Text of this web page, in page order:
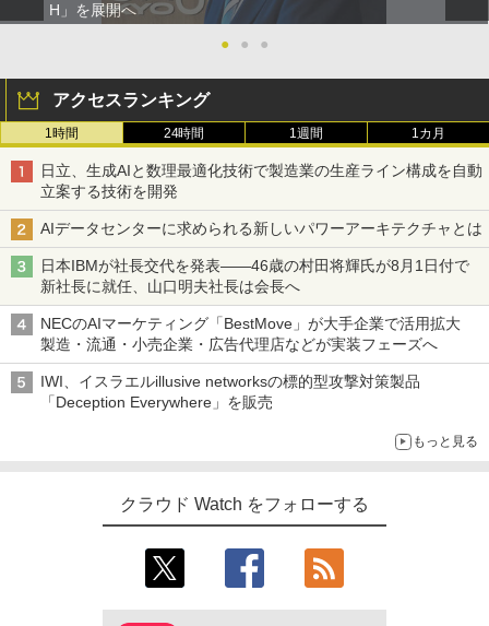
H」を展開へ
●
● ●
アクセスランキング
1時間 24時間 1週間 1カ月
日立、生成AIと数理最適化技術で製造業の生産ライン構成を自動
立案する技術を開発
AIデータセンターに求められる新しいパワーアーキテクチャとは
日本IBMが社長交代を発表――46歳の村田将輝氏が8月1日付で
新社長に就任、山口明夫社長は会長へ
NECのAIマーケティング「BestMove」が大手企業で活用拡大
製造・流通・小売企業・広告代理店などが実装フェーズへ
IWI、イスラエルillusive networksの標的型攻撃対策製品
「Deception Everywhere」を販売
もっと見る
クラウド Watch をフォローする